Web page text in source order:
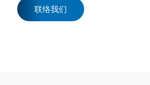
联络我们